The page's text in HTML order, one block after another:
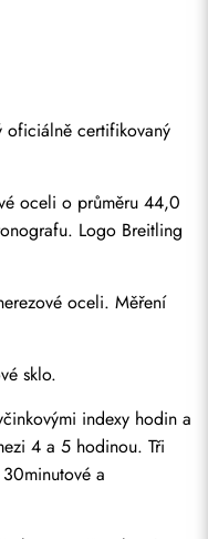
oficiálně certifikovaný
oceli o průměru 44,0
Logo Breitling
oceli. Měření
sklo.
indexy hodin a
4 a 5 hodinou. Tři
a